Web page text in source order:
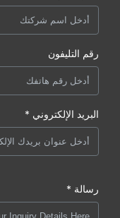
رقم التليفون
البريد الإلكتروني *
رسالة *